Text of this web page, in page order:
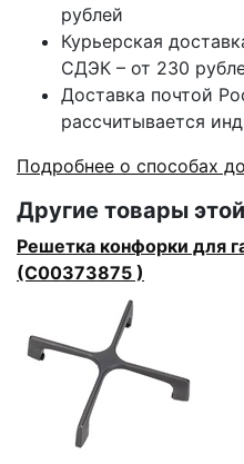
рублей
Курьерская
СДЭК – от 230
Доставка почтой
рассчитывается
Подробнее о способах
Другие товары
Решетка конфорки для
(C00373875 )